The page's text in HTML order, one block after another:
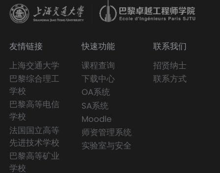
友情链接
上海交通大学
巴黎综合理工
学校
巴黎高等电信
学校
法国国立高等
先进技术学校
巴黎高等矿业
学校
快速功能
课程查询
下载中心
OA系统
SA系统
Moodle
师资管理系统
实验室与安全
联系我们
招贤纳士
联系方式